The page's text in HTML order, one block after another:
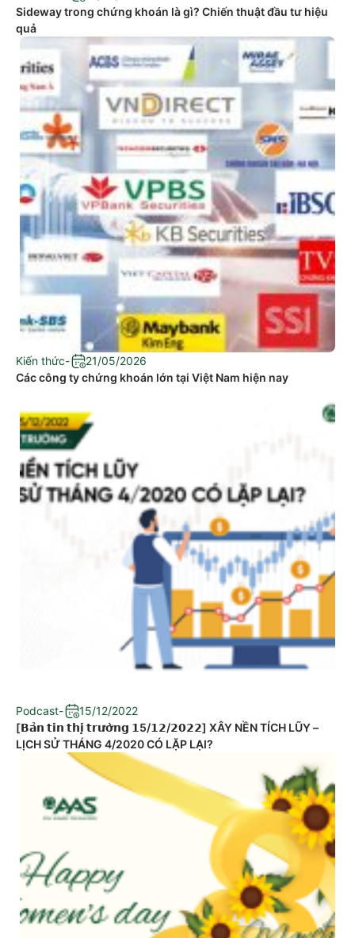
Sideway trong chứng khoán là gì? Chiến thuật đầu tư hiệu
quả
Kiến thức-
21/05/2026
Các công ty chứng khoán lớn tại Việt Nam hiện nay
Podcast-
15/12/2022
[𝗕𝗮̉𝗻 𝘁𝗶𝗻 𝘁𝗵𝗶̣ 𝘁𝗿𝘂̛𝗼̛̀𝗻𝗴 𝟭5/𝟭𝟮/𝟮𝟬𝟮𝟮] XÂY NỀN TÍCH LŨY –
LỊCH SỬ THÁNG 4/2020 CÓ LẶP LẠI?